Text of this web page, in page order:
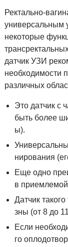
Ректально-
универсальным
некоторые
датчик УЗИ
необходимости
различных
Это датчик с
быть более
ы).
нирования
Еще одно
в
Датчик
зны (от 8 до
Если
го